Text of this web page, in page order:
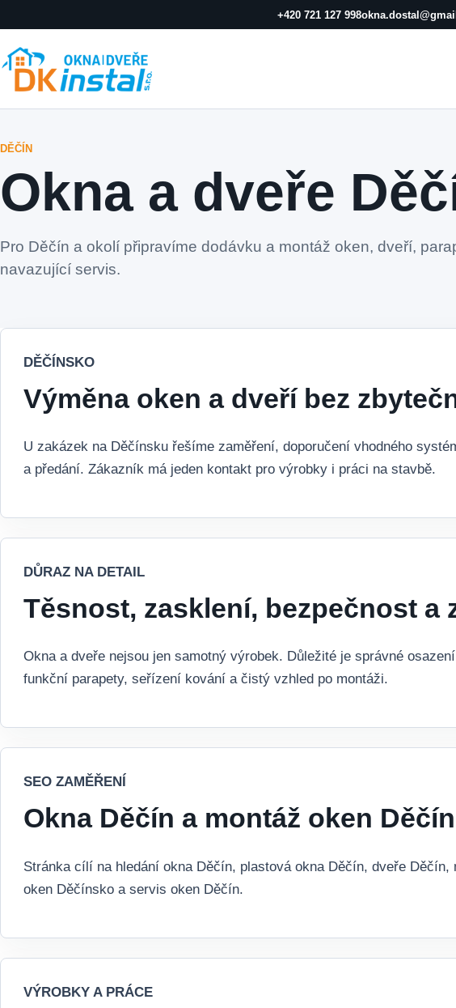
+420 721 127 998
DĚČÍN
Okna a dveře
Pro Děčín a okolí připravíme dodávku a montáž oken, dveří,
navazující servis.
DĚČÍNSKO
Výměna oken a dveří bez
U zakázek na Děčínsku řešíme zaměření, doporučení vhodného
a předání. Zákazník má jeden kontakt pro výrobky i práci na stavbě.
DŮRAZ NA DETAIL
Těsnost, zasklení, bezpečnost a
Okna a dveře nejsou jen samotný výrobek. Důležité je správné
funkční parapety, seřízení kování a čistý vzhled po montáži.
SEO ZAMĚŘENÍ
Okna Děčín a montáž oken Děčín
Stránka cílí na hledání okna Děčín, plastová okna Děčín, dveře Děčín,
oken Děčínsko a servis oken Děčín.
VÝROBKY A PRÁCE